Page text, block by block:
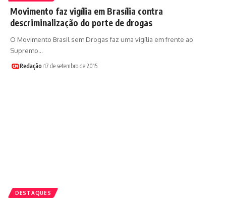
Movimento faz vigília em Brasília contra
descriminalização do porte de drogas
O Movimento Brasil sem Drogas faz uma vigília em frente ao
Supremo…
Redação 17 de setembro de 2015
DESTAQUES